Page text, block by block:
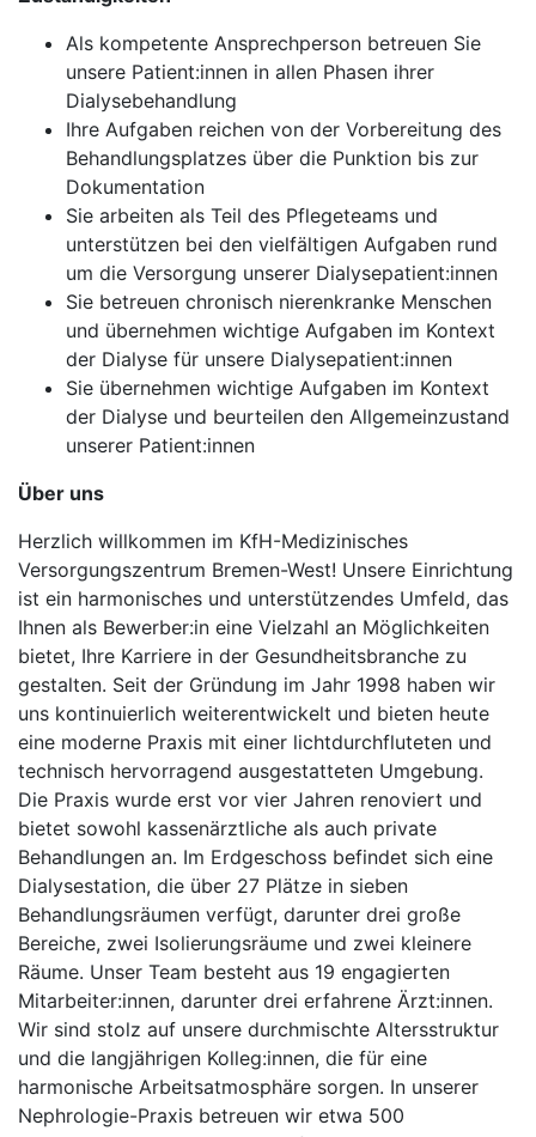
Als kompetente Ansprechperson betreuen Sie
unsere Patient:innen in allen Phasen ihrer
Dialysebehandlung
Ihre Aufgaben reichen von der Vorbereitung des
Behandlungsplatzes über die Punktion bis zur
Dokumentation
Sie arbeiten als Teil des Pflegeteams und
unterstützen bei den vielfältigen Aufgaben rund
um die Versorgung unserer Dialysepatient:innen
Sie betreuen chronisch nierenkranke Menschen
und übernehmen wichtige Aufgaben im Kontext
der Dialyse für unsere Dialysepatient:innen
Sie übernehmen wichtige Aufgaben im Kontext
der Dialyse und beurteilen den Allgemeinzustand
unserer Patient:innen
Über uns
Herzlich willkommen im KfH-Medizinisches
Versorgungszentrum Bremen-West! Unsere Einrichtung
ist ein harmonisches und unterstützendes Umfeld, das
Ihnen als Bewerber:in eine Vielzahl an Möglichkeiten
bietet, Ihre Karriere in der Gesundheitsbranche zu
gestalten. Seit der Gründung im Jahr 1998 haben wir
uns kontinuierlich weiterentwickelt und bieten heute
eine moderne Praxis mit einer lichtdurchfluteten und
technisch hervorragend ausgestatteten Umgebung.
Die Praxis wurde erst vor vier Jahren renoviert und
bietet sowohl kassenärztliche als auch private
Behandlungen an. Im Erdgeschoss befindet sich eine
Dialysestation, die über 27 Plätze in sieben
Behandlungsräumen verfügt, darunter drei große
Bereiche, zwei Isolierungsräume und zwei kleinere
Räume. Unser Team besteht aus 19 engagierten
Mitarbeiter:innen, darunter drei erfahrene Ärzt:innen.
Wir sind stolz auf unsere durchmischte Altersstruktur
und die langjährigen Kolleg:innen, die für eine
harmonische Arbeitsatmosphäre sorgen. In unserer
Nephrologie-Praxis betreuen wir etwa 500